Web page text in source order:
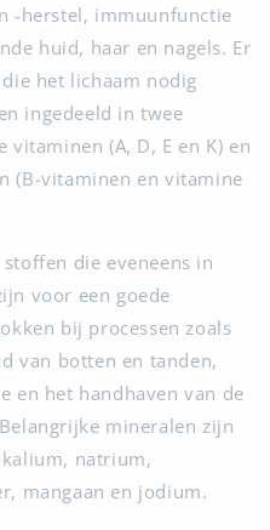
-herstel, immuunfunctie
huid, haar en nagels. Er
het lichaam nodig
ingedeeld in twee
(A, D, E en K) en
(B-vitaminen en vitamine
die eveneens in
voor een goede
bij processen zoals
van botten en tanden,
en het handhaven van de
mineralen zijn
natrium,
mangaan en jodium.